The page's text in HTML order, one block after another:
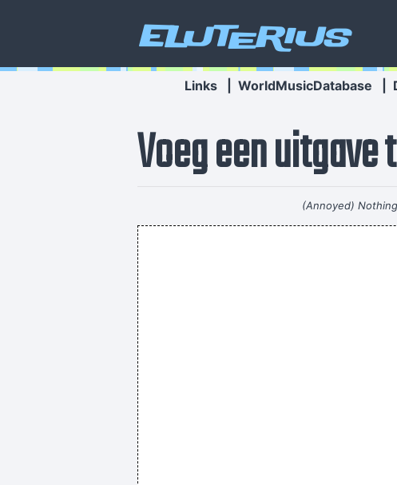
Eluterius
Links WorldMusicDatabase
Voeg een uitgave
(Annoyed)
MAG je eigenlijk wel iemand anders
Wer hat Bock, donnerstags schon so viel